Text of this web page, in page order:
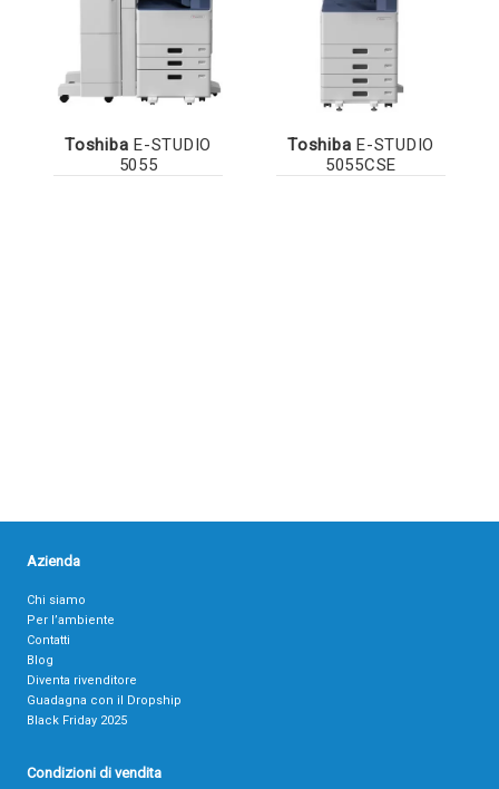
Toshiba E-STUDIO
5055
Toshiba E-STUDIO
5055CSE
Azienda
Chi siamo
Per l’ambiente
Contatti
Blog
Diventa rivenditore
Guadagna con il Dropship
Black Friday 2025
Condizioni di vendita